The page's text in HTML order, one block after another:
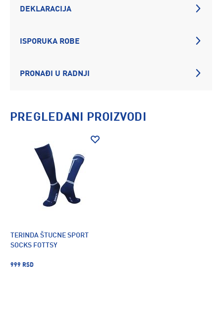
DEKLARACIJA
ISPORUKA ROBE
PRONAĐI U RADNJI
PREGLEDANI PROIZVODI
TERINDA ŠTUCNE SPORT
SOCKS FOTTSY
999 RSD